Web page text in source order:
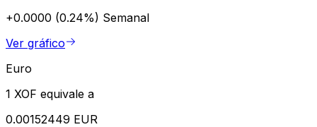
+0.0000 (0.24%) Semanal
Ver gráfico
Euro
1 XOF equivale a
0.00152449 EUR